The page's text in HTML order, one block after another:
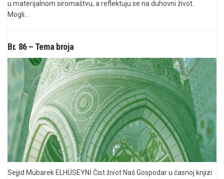
u materijalnom siromaštvu, a reflektuju se na duhovni život.
Mogli...
Br. 86 – Tema broja
Sejjid Mübarek ELHÜSEYNİ Čist život Naš Gospodar u časnoj knjizi